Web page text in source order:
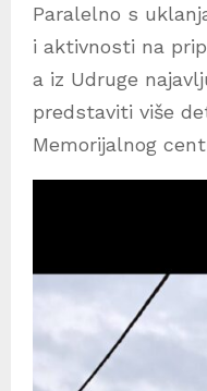
Paralelno s
i aktivnosti na
a iz Udruge
predstaviti više
Memorijalnog